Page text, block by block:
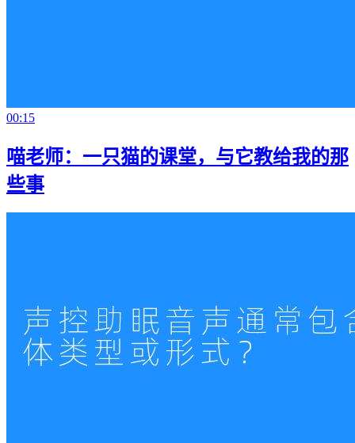
00:15
喵老师：一只猫的课堂，与它教给我的那
些事